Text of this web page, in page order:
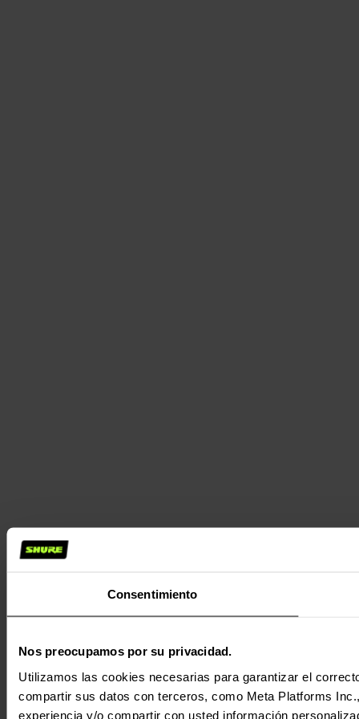
Consentimiento
Nos preocupamos por su privacidad.
Utilizamos las cookies necesarias para garantizar el
compartir sus datos con terceros, como Meta Platforms
experiencia y/o compartir con usted información